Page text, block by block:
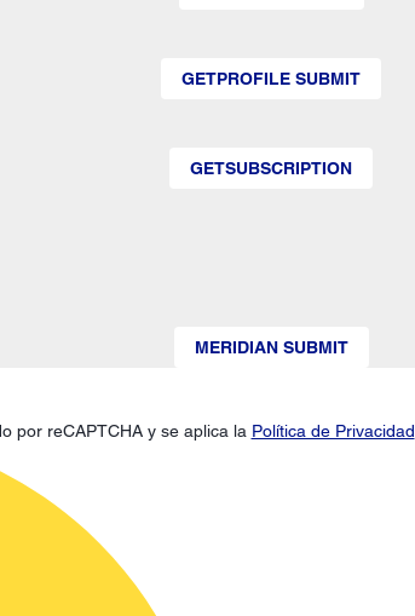
GETPROFILE SUBMIT
GETSUBSCRIPTION
MERIDIAN SUBMIT
por reCAPTCHA y se aplica la Política de Privacidad